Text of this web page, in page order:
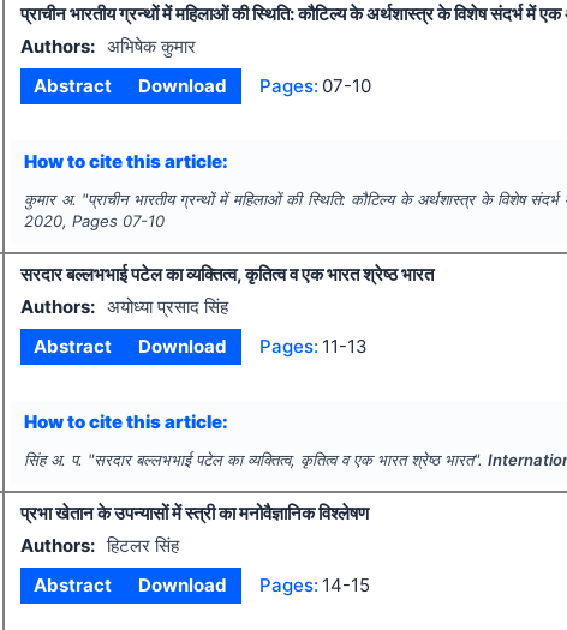
प्राचीन भारतीय ग्रन्थों में महिलाओं की स्थिति: कौटिल्य के अर्थशास्त्र के विशेष संदर्भ में
Authors: अभिषेक कुमार
Abstract
Download Pages: 07-10
How to cite this article:
कुमार अ. "प्राचीन भारतीय ग्रन्थों में महिलाओं की स्थिति: कौटिल्य के अर्थशास्त्र के विशेष
2020, Pages 07-10
सरदार बल्लभभाई पटेल का व्यक्तित्व, कृतित्व व एक भारत श्रेष्ठ भारत
Authors: अयोध्या प्रसाद सिंह
Abstract
Download Pages: 11-13
How to cite this article:
सिंह अ. प. "सरदार बल्लभभाई पटेल का व्यक्तित्व, कृतित्व व एक भारत श्रेष्ठ भारत".
प्रभा खेतान के उपन्यासों में स्त्री का मनोवैज्ञानिक विश्लेषण
Authors: हिटलर सिंह
Abstract
Download Pages: 14-15